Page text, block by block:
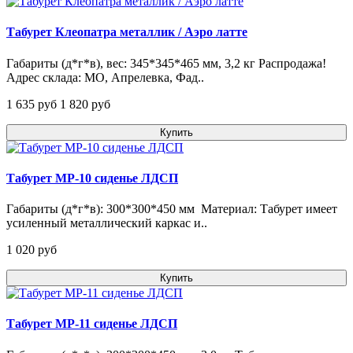
Табурет Клеопатра металлик / Аэро латте
Габариты (д*г*в), вес: 345*345*465 мм, 3,2 кг Распродажа!
Адрес склада: МО, Апрелевка, Фад..
1 635 pуб 1 820 pуб
Купить
Табурет МР-10 сиденье ЛДСП
Габариты (д*г*в): 300*300*450 мм Материал: Табурет имеет
усиленный металлический каркас и..
1 020 pуб
Купить
Табурет МР-11 сиденье ЛДСП